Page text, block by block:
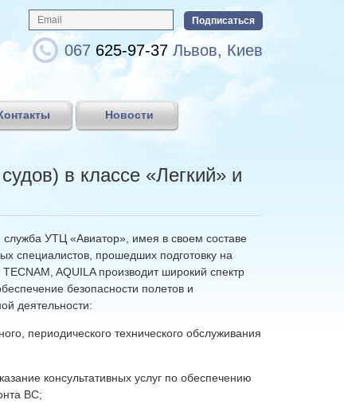
067 625-97-37 Львов, Киев
Новости
в классе «Легкий» и
УТЦ «Авиатор», имея в своем составе
специалистов, прошедших подготовку на
AQUILA производит широкий спектр
безопасности полетов и
деятельности:
периодического технического обслуживания
консультативных услуг по обеспечению
ВС;